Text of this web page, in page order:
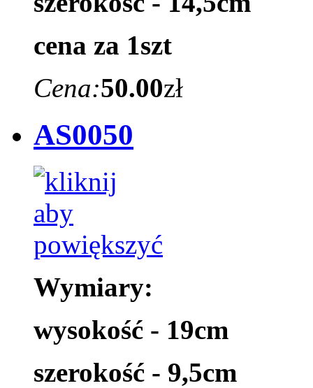
cena za 1szt
Cena:50.00zł
AS0050
Wymiary:
wysokość - 19cm
szerokość - 9,5cm